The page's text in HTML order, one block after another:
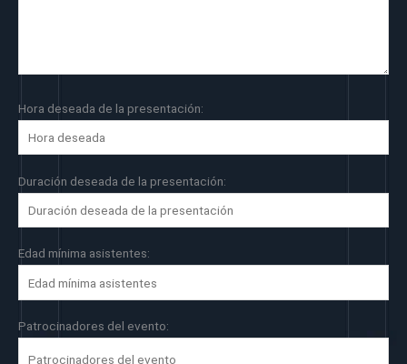
Hora deseada de la presentación:
Duración deseada de la presentación:
Edad mínima asistentes:
Patrocinadores del evento: